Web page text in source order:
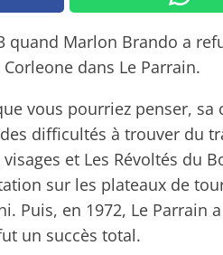
quand Marlon Brando a
dans Le Parrain.
vous pourriez penser,
difficultés à trouver du
et Les Révoltés du
sur les plateaux de
Puis, en 1972, Le Parrain
un succès total.